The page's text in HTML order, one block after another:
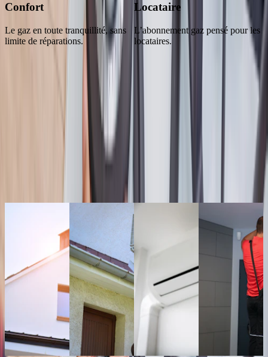
Confort
Le gaz en toute tranquillité, sans
limite de réparations.
Locataire
L’abonnement gaz pensé pour les
locataires.
HomeServe, déjà plus de 1,6M
d'interventions réalisées !
Nos clients donnent leurs avis
Les conseils de nos Pros
pour optimiser les performances énergétiques de